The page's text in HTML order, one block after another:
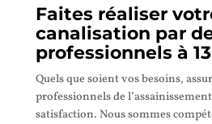
Faites réaliser
canalisation par
professionnels à
Quels que soient vos besoins,
professionnels de
satisfaction. Nous sommes